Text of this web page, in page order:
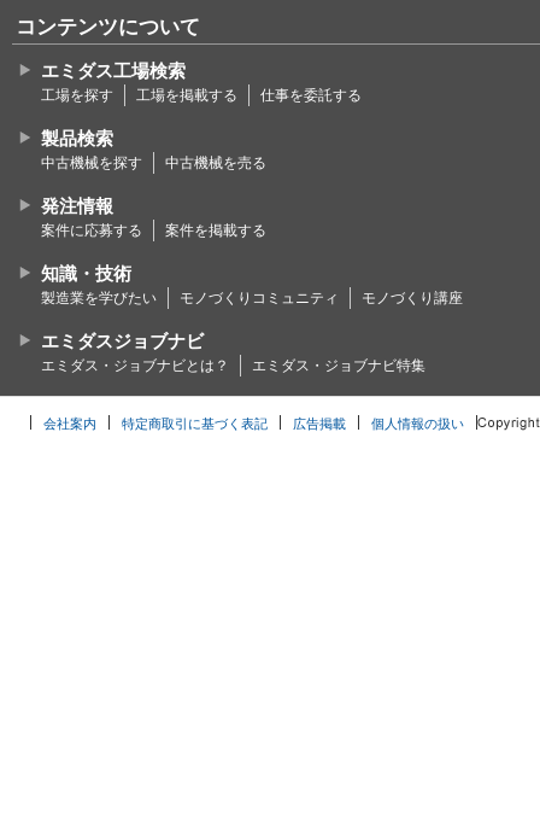
コンテンツについて
エミダス工場検索
工場を探す 工場を掲載する 仕事を委託する
製品検索
中古機械を探す 中古機械を売る
発注情報
案件に応募する 案件を掲載する
知識・技術
製造業を学びたい モノづくりコミュニティ モノづくり講座
エミダスジョブナビ
エミダス・ジョブナビとは？ エミダス・ジョブナビ特集
会社案内 特定商取引に基づく表記 広告掲載 個人情報の扱い